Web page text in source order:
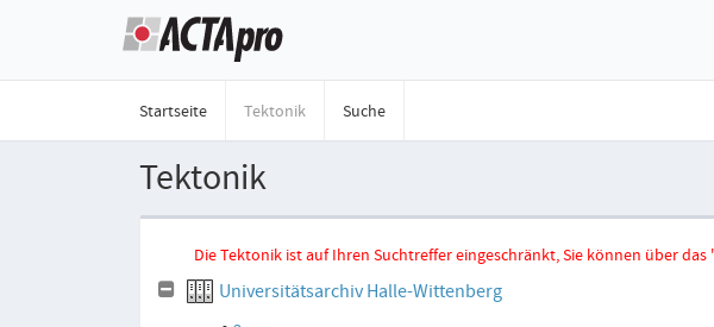
Startseite Tektonik Suche
Tektonik
Die Tektonik ist auf Ihren Suchtreffer eingeschränkt, Sie können über
Universitätsarchiv Halle-Wittenberg